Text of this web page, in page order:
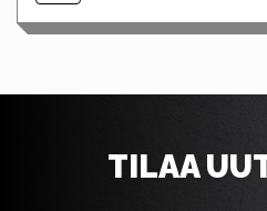
TILAA